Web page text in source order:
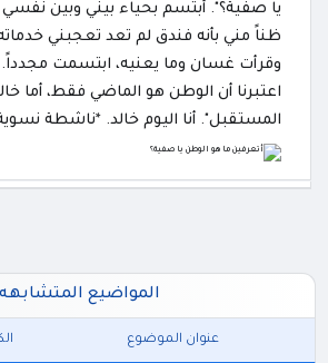
يا صفية؟". أبتسم بحياء بيني وبين نفسي
ظناً مني بأنه فندق لم تعد تعجبني
وقرأت غسان وما يعنيه، ابتسمت مجدداً.
اعتبرنا أن الوطن هو الماضي فقط، أما
المستقبل". أنا اليوم خالد. *ناشطة
المواضيع المتشابهه
عنوان الموضوع